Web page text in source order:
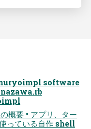
muryoimpl software
概要 • アプリ、ター
っている自作 shell